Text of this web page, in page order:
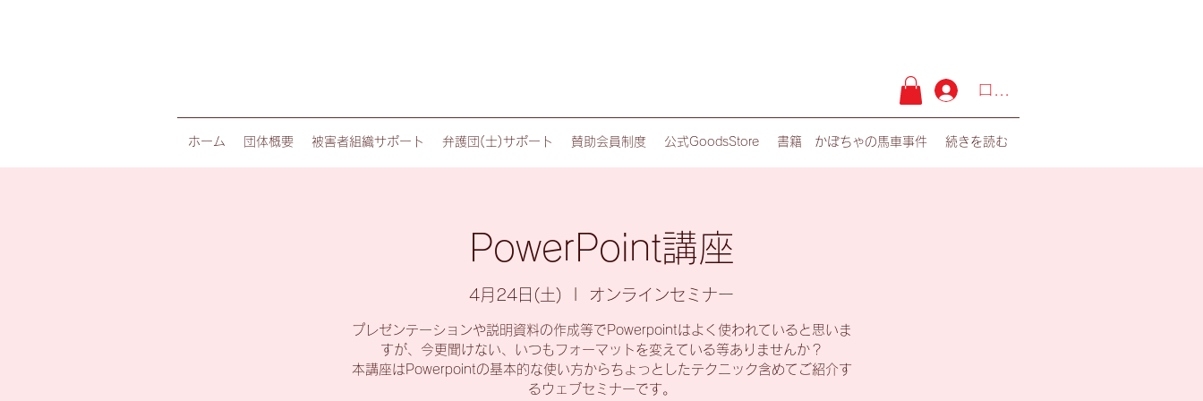
ログイン
ホーム 団体概要 被害者組織サポート 弁護団(士)サポート 賛助会員制度 公式GoodsStore 書籍 かぼちゃの馬車事件 続きを読む
PowerPoint講座
4月24日(土) オンラインセミナー
プレゼンテーションや説明資料の作成等でPowerpointはよく使われていると思いま
すが、今更聞けない、いつもフォーマットを変えている等ありませんか？
本講座はPowerpointの基本的な使い方からちょっとしたテクニック含めてご紹介す
るウェブセミナーです。